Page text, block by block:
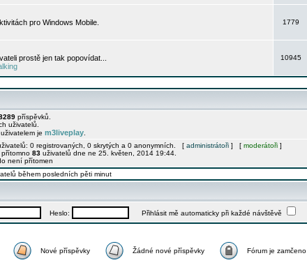
pro Windows Mobile.
1779
prostě jen tak popovídat...
10945
příspěvků.
uživatelů.
je m3liveplay
0 registrovaných, 0 skrytých a 0 anonymních. [ administrátoři ] [ moderátoři ]
83 uživatelů dne ne 25. květen, 2014 19:44.
není přítomen
během posledních pěti minut
Heslo: Přihlásit mě automaticky při každé návštěvě
Nové příspěvky Žádné nové příspěvky Fórum je zamčeno